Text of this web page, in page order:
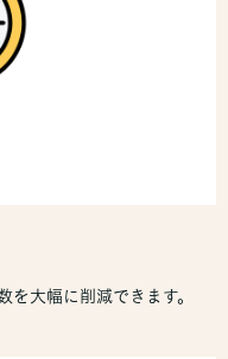
大幅に削減できます。